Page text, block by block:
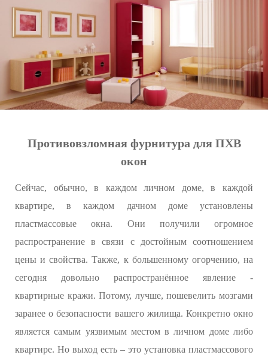
Противовзломная фурнитура для ПХВ
окон
Сейчас, обычно, в каждом личном доме, в каждой
квартире, в каждом дачном доме установлены
пластмассовые окна. Они получили огромное
распространение в связи с достойным соотношением
цены и свойства. Также, к большенному огорчению, на
сегодня довольно распространённое явление -
квартирные кражи. Потому, лучше, пошевелить мозгами
заранее о безопасности вашего жилища. Конкретно окно
является самым уязвимым местом в личном доме либо
квартире. Но выход есть – это установка пластмассового